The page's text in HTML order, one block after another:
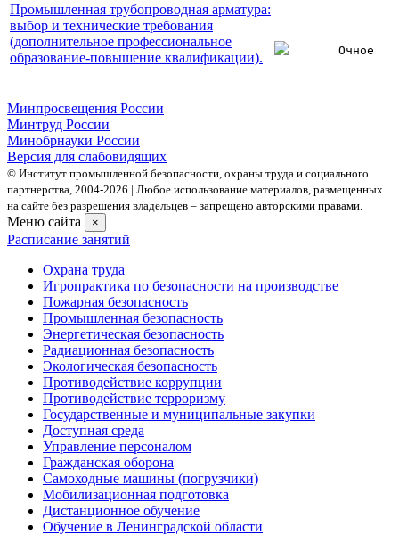
Промышленная трубопроводная арматура:
выбор и технические требования
(дополнительное профессиональное
образование-повышение квалификации).
Очное
Минпросвещения России
Минтруд России
Минобрнауки России
Версия для слабовидящих
© Институт промышленной безопасности, охраны труда и социального
партнерства, 2004- 2026 | Любое использование материалов, размещенных
на сайте без разрешения владельцев – запрещено авторскими правами.
Меню сайта ×
Расписание занятий
Охрана труда
Игропрактика по безопасности на производстве
Пожарная безопасность
Промышленная безопасность
Энергетическая безопасность
Радиационная безопасность
Экологическая безопасность
Противодействие коррупции
Противодействие терроризму
Государственные и муниципальные закупки
Доступная среда
Управление персоналом
Гражданская оборона
Самоходные машины (погрузчики)
Мобилизационная подготовка
Дистанционное обучение
Обучение в Ленинградской области